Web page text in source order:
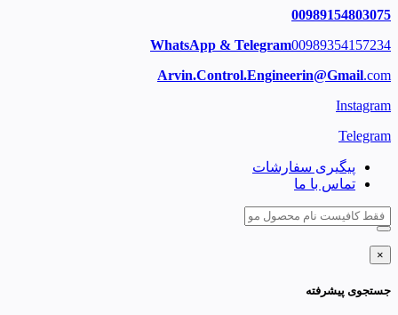
00989154803075
WhatsApp & Telegram00989354157234
Arvin.Control.Engineerin@Gmail.com
Instagram
Telegram
پیگیری سفارشات
تماس با ما
×
جستجوی پیشرفته